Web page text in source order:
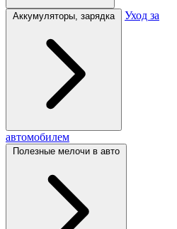
Аккумуляторы, зарядка Уход за
автомобилем
Полезные мелочи в авто